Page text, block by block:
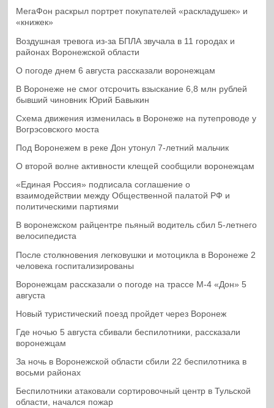
МегаФон раскрыл портрет покупателей «раскладушек» и
«книжек»
Воздушная тревога из-за БПЛА звучала в 11 городах и
районах Воронежской области
О погоде днем 6 августа рассказали воронежцам
В Воронеже не смог отсрочить взыскание 6,8 млн рублей
бывший чиновник Юрий Бавыкин
Схема движения изменилась в Воронеже на путепроводе у
Вогрэсовского моста
Под Воронежем в реке Дон утонул 7-летний мальчик
О второй волне активности клещей сообщили воронежцам
«Единая Россия» подписала соглашение о
взаимодействии между Общественной палатой РФ и
политическими партиями
В воронежском райцентре пьяный водитель сбил 5-летнего
велосипедиста
После столкновения легковушки и мотоцикла в Воронеже 2
человека госпитализированы
Воронежцам рассказали о погоде на трассе М-4 «Дон» 5
августа
Новый туристический поезд пройдет через Воронеж
Где ночью 5 августа сбивали беспилотники, рассказали
воронежцам
За ночь в Воронежской области сбили 22 беспилотника в
восьми районах
Беспилотники атаковали сортировочный центр в Тульской
области, начался пожар